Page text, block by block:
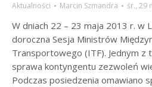
Aktualności Marcin Szmandra śr., 29
W dniach 22 – 23 maja 2013 r. w
doroczna Sesja Ministrów
Transportowego (ITF). Jednym z
sprawa kontyngentu zezwoleń
Podczas posiedzenia omawiano